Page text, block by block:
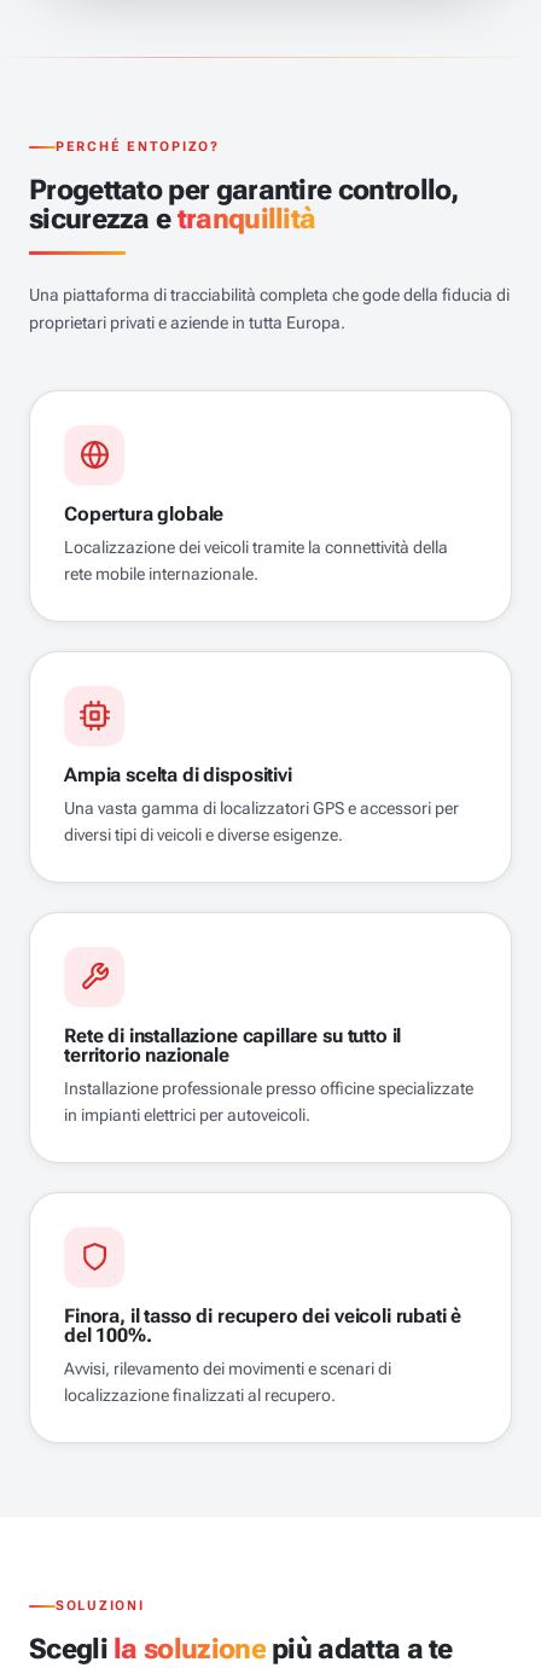
PERCHÉ ENTOPIZO?
Progettato per garantire controllo,
sicurezza etranquillità
Una piattaforma di tracciabilità completa che gode della fiducia di
proprietari privati e aziende in tutta Europa.
Copertura globale
Localizzazione dei veicoli tramite la connettività della
rete mobile internazionale.
Ampia scelta di dispositivi
Una vasta gamma di localizzatori GPS e accessori per
diversi tipi di veicoli e diverse esigenze.
Rete di installazione capillare su tutto il
territorio nazionale
Installazione professionale presso officine specializzate
in impianti elettrici per autoveicoli.
Finora, il tasso di recupero dei veicoli rubati è
del 100%.
Avvisi, rilevamento dei movimenti e scenari di
localizzazione finalizzati al recupero.
SOLUZIONI
Scegli la soluzionepiù adatta a te